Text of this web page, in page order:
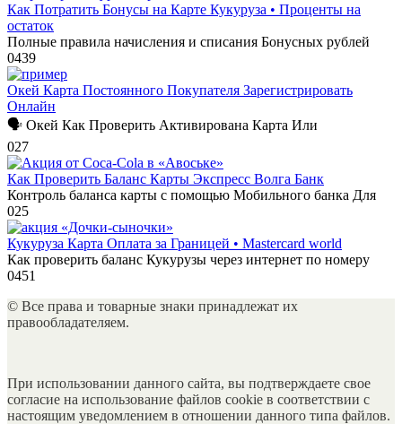
Как Потратить Бонусы на Карте Кукуруза • Проценты на
остаток
Полные правила начисления и списания Бонусных рублей
0439
Окей Карта Постоянного Покупателя Зарегистрировать
Онлайн
🗣 Окей Как Проверить Активирована Карта Или
027
Как Проверить Баланс Карты Экспресс Волга Банк
Контроль баланса карты с помощью Мобильного банка Для
025
Кукуруза Карта Оплата за Границей • Masterсard world
Как проверить баланс Кукурузы через интернет по номеру
0451
© Все права и товарные знаки принадлежат их
правообладателяем.
При использовании данного сайта, вы подтверждаете свое
согласие на использование файлов cookie в соответствии с
настоящим уведомлением в отношении данного типа файлов.